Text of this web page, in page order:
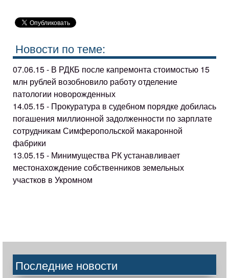
Новости по теме:
07.06.15 - В РДКБ после капремонта стоимостью 15
млн рублей возобновило работу отделение
патологии новорожденных
14.05.15 - Прокуратура в судебном порядке добилась
погашения миллионной задолженности по зарплате
сотрудникам Симферопольской макаронной
фабрики
13.05.15 - Минимущества РК устанавливает
местонахождение собственников земельных
участков в Укромном
Последние новости